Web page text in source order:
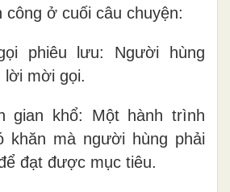
công ở cuối câu chuyện:
phiêu lưu: Người hùng
lời mời gọi.
gian khổ: Một hành trình
khăn mà người hùng phải
đạt được mục tiêu.